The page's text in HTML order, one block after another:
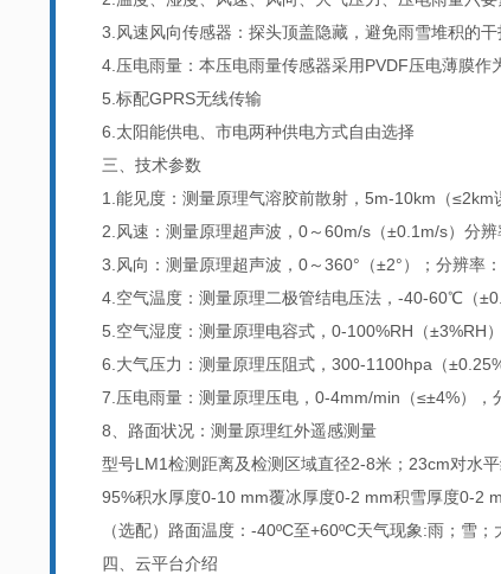
3.风速风向传感器：探头顶盖隐藏，避免雨雪堆积的
4.压电雨量：本压电雨量传感器采用PVDF压电薄膜作
5.标配GPRS无线传输
6.太阳能供电、市电两种供电方式自由选择
三、技术参数
1.能见度：测量原理气溶胶前散射，5m-10km（
2.风速：测量原理超声波，0～60m/s（±0.1m/s）分
3.风向：测量原理超声波，0～360°（±2°）；分辨率
4.空气温度：测量原理二极管结电压法，-40-60℃（
5.空气湿度：测量原理电容式，0-100%RH（±3%RH
6.大气压力：测量原理压阻式，300-1100hpa（
7.压电雨量：测量原理压电，0-4mm/min（≤±4%），
8、路面状况：测量原理红外遥感测量
型号LM1检测距离及检测区域直径2-8米；23cm对水
95%积水厚度0-10 mm覆冰厚度0-2 mm积雪厚度0-2
（选配）路面温度：-40ºC至+60ºC天气现象:雨；雪
四、云平台介绍